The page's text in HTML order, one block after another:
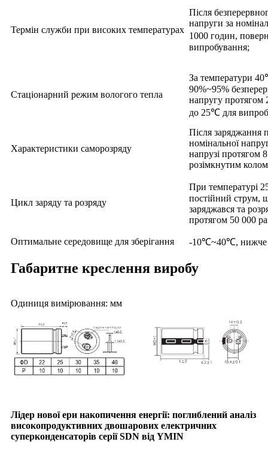
Термін служби при високих температурах
Після
напруги за
1000 годин,
випробування;
Стаціонарний режим вологого тепла
За температури
90%~95%
напругу протягом
до 25℃ для
Характеристики саморозряду
Після заряджання
номінальної
напрузі протягом
розімкнутим
Цикл заряду та розряду
При температурі
постійний струм,
заряджався та
протягом 50 000
Оптимальне середовище для зберігання -10℃~40℃, нижче
Габаритне креслення виробу
Одиниця вимірювання: мм
Лідер нової ери накопичення енергії: поглиблений аналіз
високопродуктивних двошарових електричних
суперконденсаторів серії SDN від YMIN